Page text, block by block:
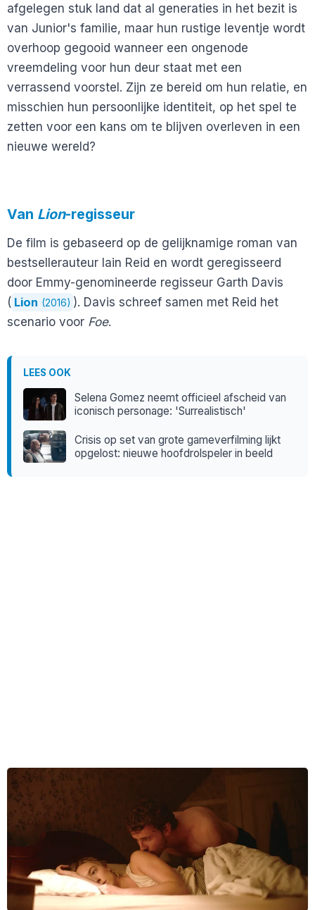
afgelegen stuk land dat al generaties in het bezit is
van Junior's familie, maar hun rustige leventje wordt
overhoop gegooid wanneer een ongenode
vreemdeling voor hun deur staat met een
verrassend voorstel. Zijn ze bereid om hun relatie, en
misschien hun persoonlijke identiteit, op het spel te
zetten voor een kans om te blijven overleven in een
nieuwe wereld?
Van Lion-regisseur
De film is gebaseerd op de gelijknamige roman van
bestsellerauteur Iain Reid en wordt geregisseerd
door Emmy-genomineerde regisseur Garth Davis
( Lion (2016) ). Davis schreef samen met Reid het
scenario voor Foe.
LEES OOK
Selena Gomez neemt officieel afscheid van
iconisch personage: 'Surrealistisch'
Crisis op set van grote gameverfilming lijkt
opgelost: nieuwe hoofdrolspeler in beeld